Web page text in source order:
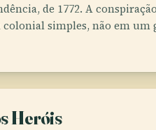
de 1772. A
colonial simples, não em um
Heróis